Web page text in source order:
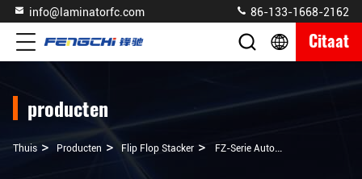
info@laminatorfc.com 86-133-1668-2162
Citaat
producten
Thuis > Producten > Flip Flop Stacker > FZ-Serie Automatische Palletstapler Voor Gegolfde Papierstapel-Turner 16000 Stuks Per Uur